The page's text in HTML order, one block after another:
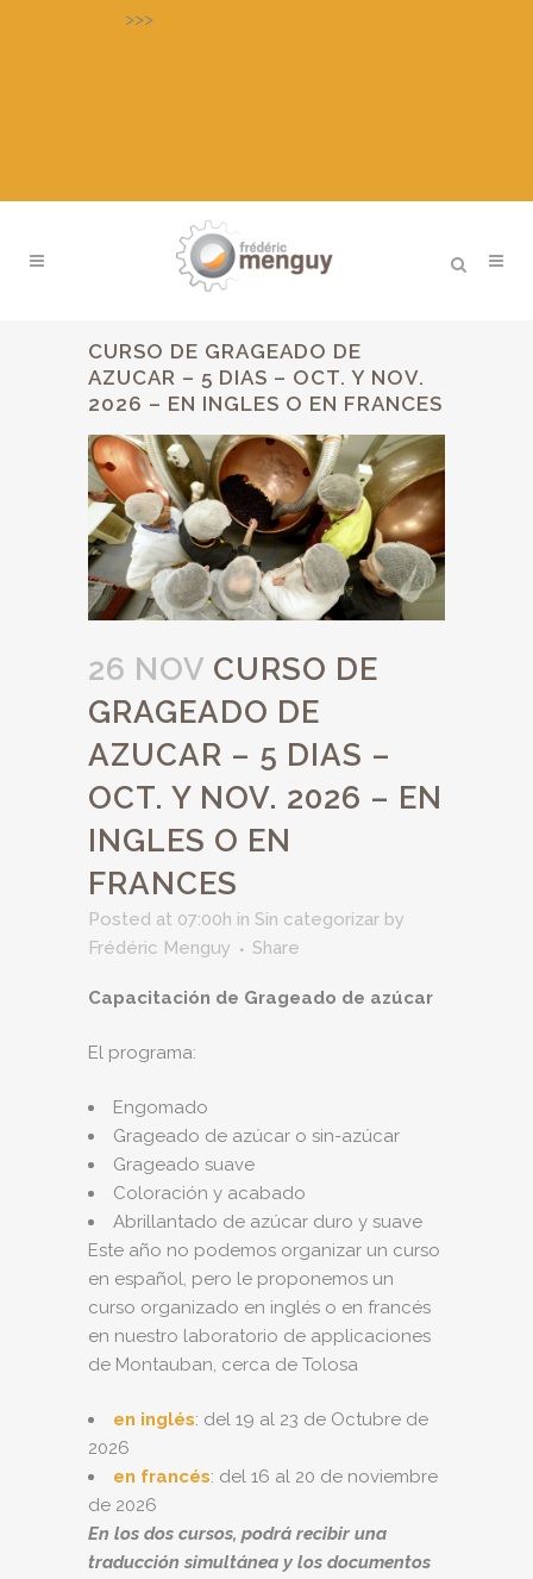
>>>
CURSO DE GRAGEADO DE
AZUCAR – 5 DIAS – OCT. Y NOV.
2026 – EN INGLES O EN FRANCES
26 NOV CURSO DE
GRAGEADO DE
AZUCAR – 5 DIAS –
OCT. Y NOV. 2026 – EN
INGLES O EN
FRANCES
Posted at 07:00h in Sin categorizar by
Frédéric Menguy
Share
Capacitación de Grageado de azúcar
El programa:
Engomado
Grageado de azúcar o sin-azúcar
Grageado suave
Coloración y acabado
Abrillantado de azúcar duro y suave
Este año no podemos organizar un curso
en español, pero le proponemos un
curso organizado en inglés o en francés
en nuestro laboratorio de applicaciones
de Montauban, cerca de Tolosa
en inglés: del 19 al 23 de Octubre de
2026
en francés: del 16 al 20 de noviembre
de 2026
En los dos cursos, podrá recibir una
traducción simultánea y los documentos